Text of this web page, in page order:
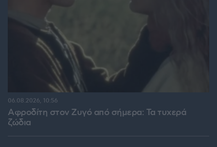
Αφροδίτη στον Ζυγό από σήμερα: Τα τυχερά
ζώδια
06.08.2026, 10:56